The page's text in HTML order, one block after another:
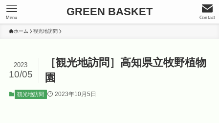
GREEN BASKET Contact
Menu
ホーム 観光地訪問
［観光地訪問］高知県立牧野植物
園
2023
10/05
観光地訪問 2023年10月5日